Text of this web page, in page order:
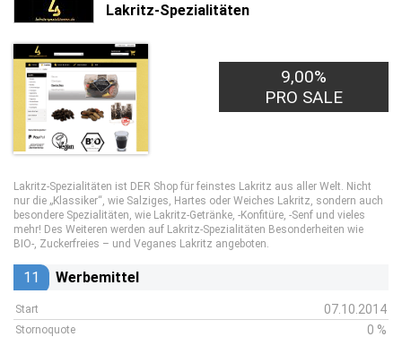
Lakritz-Spezialitäten
9,00%
PRO SALE
Lakritz-Spezialitäten ist DER Shop für feinstes Lakritz aus aller Welt. Nicht
nur die „Klassiker“, wie Salziges, Hartes oder Weiches Lakritz, sondern auch
besondere Spezialitäten, wie Lakritz-Getränke, -Konfitüre, -Senf und vieles
mehr! Des Weiteren werden auf Lakritz-Spezialitäten Besonderheiten wie
BIO-, Zuckerfreies – und Veganes Lakritz angeboten.
11 Werbemittel
Start 07.10.2014
Stornoquote 0 %